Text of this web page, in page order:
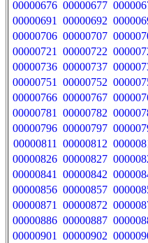
00000676 00000677
00000691
00000692
00000706 00000707
00000721
00000722
00000736 00000737
00000751
00000752
00000766 00000767
00000781
00000782
00000796 00000797
00000811
00000812
00000826 00000827
00000841
00000842
00000856 00000857
00000871
00000872
00000886 00000887
00000901
00000902